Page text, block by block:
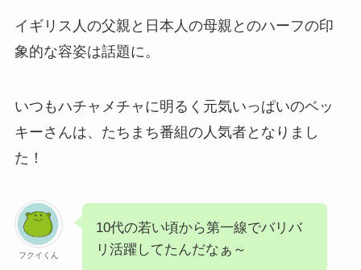
イギリス人の父親と日本人の母親とのハーフの印
象的な容姿は話題に。
いつもハチャメチャに明るく元気いっぱいのベッ
キーさんは、たちまち番組の人気者となりまし
た！
フクイくん
10代の若い頃から第一線でバリバ
リ活躍してたんだなぁ～